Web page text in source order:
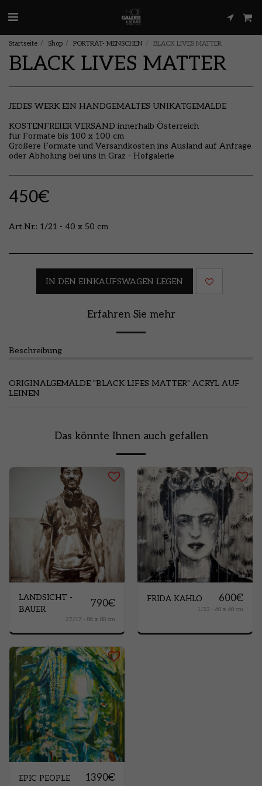
Startseite Shop PORTRÄT- MENSCHEN BLACK LIVES MATTER
BLACK LIVES MATTER
JEDES WERK EIN HANDGEMALTES UNIKATGEMÄLDE
KOSTENFREIER VERSAND innerhalb Österreich
für Formate bis 100 x 100 cm
Größere Formate und Versandkosten ins Ausland auf Anfrage
oder Abholung bei uns in Graz - Hofgalerie
450€
Art.Nr.: 1/21 - 40 x 50 cm
IN DEN EINKAUFSWAGEN LEGEN
Erfahren Sie mehr
Beschreibung
ORIGINALGEMÄLDE "BLACK LIFES MATTER" ACRYL AUF
LEINEN
Das könnte Ihnen auch gefallen
LANDSICHT -
BAUER
790€
27/17 - 80 x 80 cm
FRIDA KAHLO 600€
1/23 - 60 x 60 cm
EPIC PEOPLE 1390€